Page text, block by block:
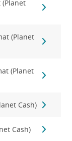
(Planet
(Planet
(Planet
Cash)
Cash)